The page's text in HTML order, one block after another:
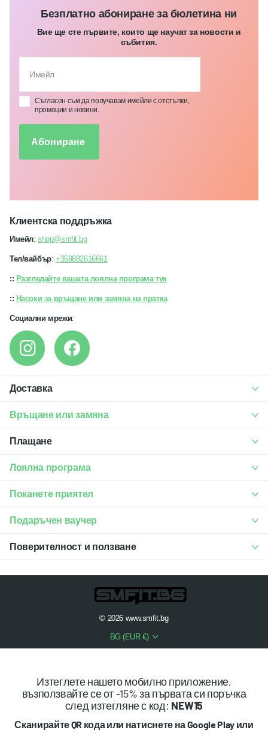
Безплатно абониране за бюлетина ни
Вие ще сте първите, които ще научат за новости и
събития.
Съгласен съм да получавам имейли с отстъпки,
промоции и новини.
Абониране
Доставка
Връщане или замяна
Плащане
Лоялна програма
Поканете приятел
Подаръчен ваучер
Поверителност и ползване
Клиентска поддръжка
Имейл:shop@smfit.bg
Тел/вайбър: +359882616661
:: Разгледайте вашата лоялна програма тук
:: Насоки за връщане или замяна на пратка
Социални мрежи:
© 2026www.smfit.bg
BG (EUR €)
Изтеглете нашето мобилно приложение,
възползвайте се от -15% за първата си поръчка
след изтегляне с код: NEW15
Сканирайте QR кода или натиснете на Google Play или